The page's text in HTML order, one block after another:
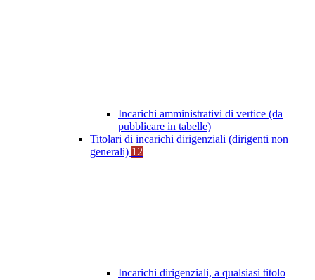
Incarichi amministrativi di vertice (da
pubblicare in tabelle)
Titolari di incarichi dirigenziali (dirigenti non
generali) 12
Incarichi dirigenziali, a qualsiasi titolo